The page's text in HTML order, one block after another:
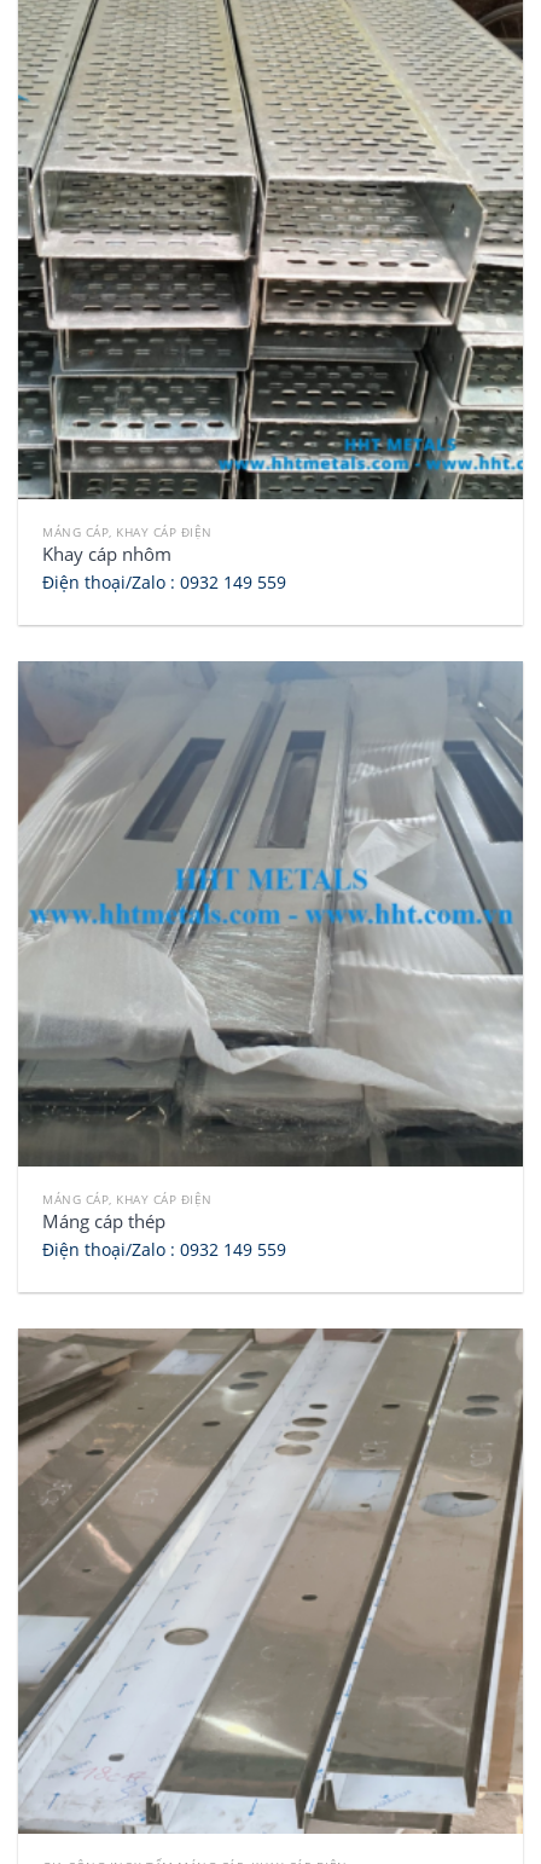
MÁNG CÁP, KHAY CÁP ĐIỆN
Khay cáp nhôm
Điện thoại/Zalo : 0932 149 559
MÁNG CÁP, KHAY CÁP ĐIỆN
Máng cáp thép
Điện thoại/Zalo : 0932 149 559